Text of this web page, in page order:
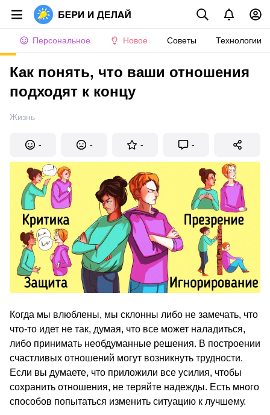
Персональное Новое Советы Технологии
Как понять, что ваши отношения
подходят к концу
Жизнь
- - - -
Когда мы влюблены, мы склонны либо не замечать, что
что-то идет не так, думая, что все может наладиться,
либо принимать необдуманные решения. В построении
счастливых отношений могут возникнуть трудности.
Если вы думаете, что приложили все усилия, чтобы
сохранить отношения, не теряйте надежды. Есть много
способов попытаться изменить ситуацию к лучшему.